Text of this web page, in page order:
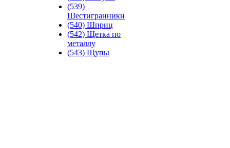
(539)
Шестигранники
(540) Шприц
(542) Щетка по
металлу
(543) Щупы